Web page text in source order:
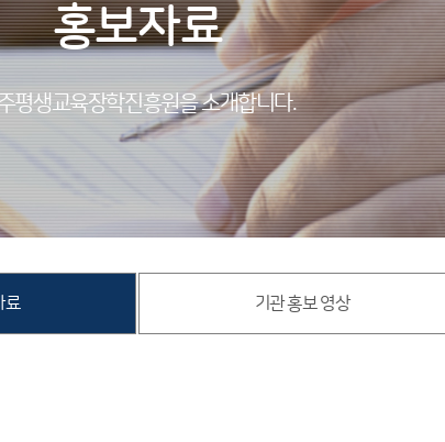
홍보자료
평생교육장학진흥원을 소개합니다.
료 기관 홍보 영상